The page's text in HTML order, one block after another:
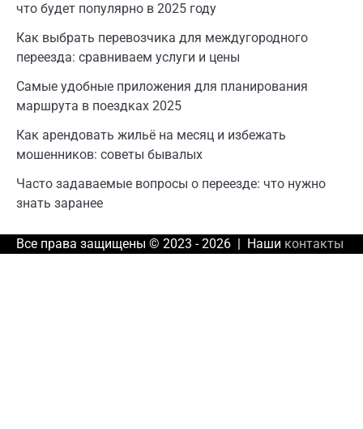
что будет популярно в 2025 году
Как выбрать перевозчика для междугородного
переезда: сравниваем услуги и цены
Самые удобные приложения для планирования
маршрута в поездках 2025
Как арендовать жильё на месяц и избежать
мошенников: советы бывалых
Часто задаваемые вопросы о переезде: что нужно
знать заранее
Все права защищены © 2023 - 2026 | Наши контакты